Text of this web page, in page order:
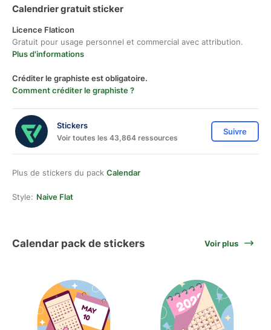
Calendrier gratuit sticker
Licence Flaticon
Gratuit pour usage personnel et commercial avec attribution.
Plus d'informations
Créditer le graphiste est obligatoire.
Comment créditer le graphiste ?
Stickers
Voir toutes les 43,864 ressources
Suivre
Plus de stickers du pack Calendar
Style: Naive Flat
Calendar pack de stickers Voir plus